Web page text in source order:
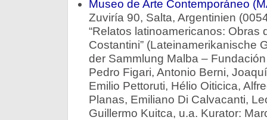
Museo de Arte Contemporáneo
Zuviría 90, Salta, Argentinien
“Relatos latinoamericanos: Obras
Costantini” (Lateinamerikanische
der Sammlung Malba –
Pedro Figari, Antonio Berni,
Emilio Pettoruti, Hélio Oiticica,
Planas, Emiliano Di Calvacanti,
Guillermo Kuitca, u.a. Kurator: